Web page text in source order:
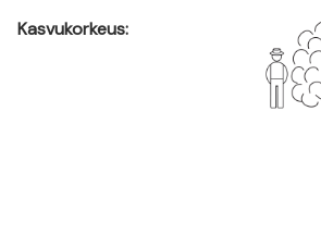
Kasvukorkeus: